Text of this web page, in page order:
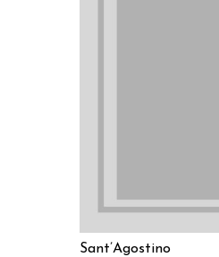
Sant’Agostino